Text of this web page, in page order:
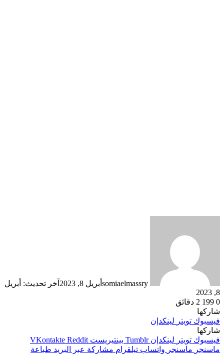
somiaelmassry أبريل 8, 2023
آخر تحديث: أبريل
8, 2023
0
2 دقائق
شاركها
فيسبوك تويتر لينكدإن
شاركها
فيسبوك تويتر لينكدإن بينتيريست
ماسنجر ماسنجر واتساب تيلقرام مشاركة عبر البريد طباعة